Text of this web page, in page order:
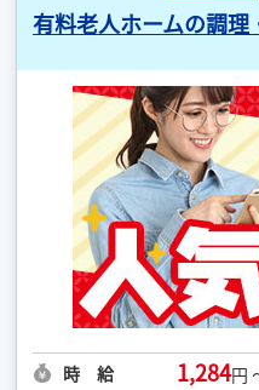
有料老人ホームの調理
時 給 1,284円